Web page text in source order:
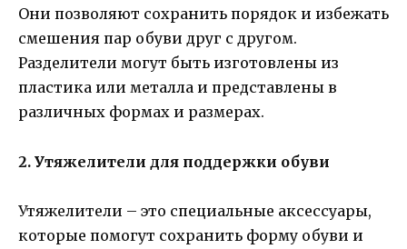
Они позволяют сохранить порядок и избежать
смешения пар обуви друг с другом.
Разделители могут быть изготовлены из
пластика или металла и представлены в
различных формах и размерах.
2. Утяжелители для поддержки обуви
Утяжелители – это специальные аксессуары,
которые помогут сохранить форму обуви и